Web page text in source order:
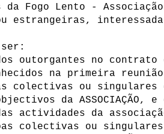
da Fogo Lento -
estrangeiras,
ser:
outorgantes no contrato
na primeira
colectivas ou singulares
da ASSOCIAÇÃO,
actividades da
colectivas ou singulares